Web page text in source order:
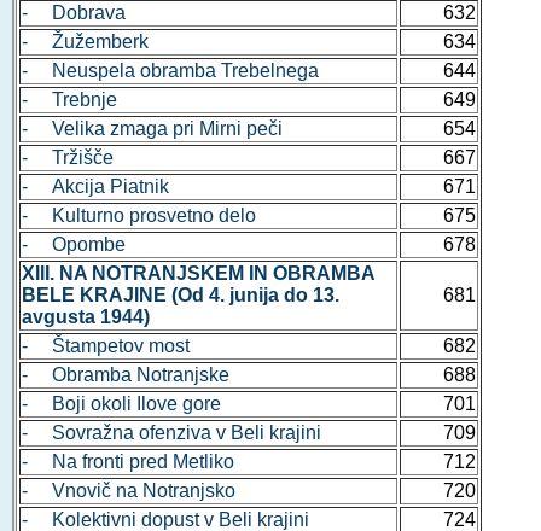
- Dobrava
632
- Žužemberk
634
- Neuspela obramba Trebelnega
644
- Trebnje
649
- Velika zmaga pri Mirni peči
654
- Tržišče
667
- Akcija Piatnik
671
- Kulturno prosvetno delo
675
- Opombe
678
XIII. NA NOTRANJSKEM IN OBRAMBA
BELE KRAJINE (Od 4. junija do 13.
avgusta 1944)
681
- Štampetov most
682
- Obramba Notranjske
688
- Boji okoli Ilove gore
701
- Sovražna ofenziva v Beli krajini
709
- Na fronti pred Metliko
712
- Vnovič na Notranjsko
720
- Kolektivni dopust v Beli krajini
724